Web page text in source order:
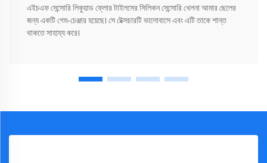
এইচএফ সেন্সোরি লিকুয়াড ফ্লোর টাইলসের সিলিকন সেন্সোরি খেলনা আমার ছেলের
জন্য একটি গেম-চেঞ্জার হয়েছে। সে টেক্সচারটি ভালোবাসে এবং এটি তাকে শান্ত
থাকতে সাহায্য করে।